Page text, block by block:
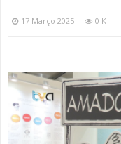
17 Março 2025 0 K